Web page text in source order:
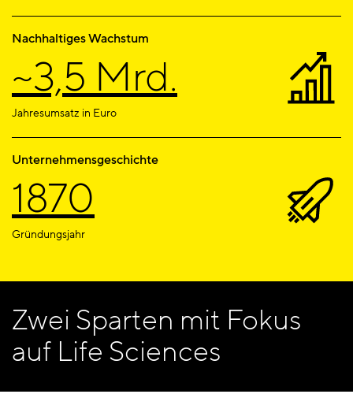
Nachhaltiges Wachstum
~3,5 Mrd.
Jahresumsatz in Euro
Unternehmensgeschichte
1870
Gründungsjahr
Zwei Sparten mit Fokus
auf Life Sciences